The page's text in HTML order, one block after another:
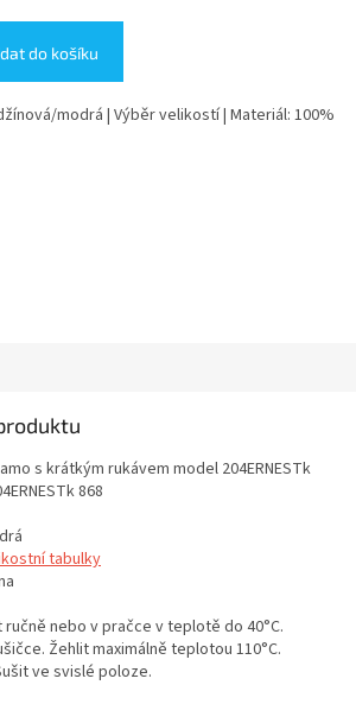
do košíku
modrá | Výběr velikostí | Materiál: 100%
s krátkým rukávem model 204ERNESTk
868
tabulky
nebo v pračce v teplotě do 40°C.
Žehlit maximálně teplotou 110°C.
ve svislé poloze.